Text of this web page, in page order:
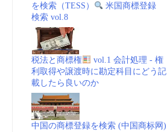
を検索（TESS）
米国商標登録
検索 vol.8
税法と商標権
vol.1 会計処理 - 権
利取得や譲渡時に勘定科目にどう記
載したら良いのか
中国の商標登録を検索 (中国商标网)